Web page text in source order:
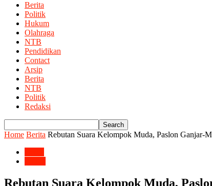
Berita
Politik
Hukum
Olahraga
NTB
Pendidikan
Contact
Arsip
Berita
NTB
Politik
Redaksi
Home Berita Rebutan Suara Kelompok Muda, Paslon
Rebutan Suara Kelompok Muda,